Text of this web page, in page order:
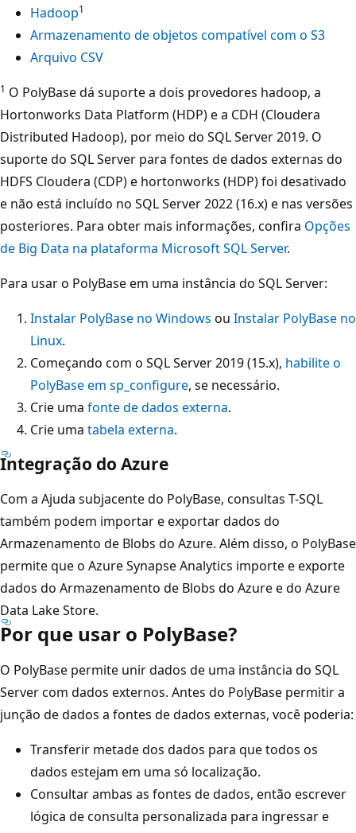
Hadoop1
Armazenamento de objetos compatível com o S3
Arquivo CSV
1 O PolyBase dá suporte a dois provedores hadoop, a
Hortonworks Data Platform (HDP) e a CDH (Cloudera
Distributed Hadoop), por meio do SQL Server 2019. O
suporte do SQL Server para fontes de dados externas do
HDFS Cloudera (CDP) e hortonworks (HDP) foi desativado
e não está incluído no SQL Server 2022 (16.x) e nas versões
posteriores. Para obter mais informações, confira Opções
de Big Data na plataforma Microsoft SQL Server.
Para usar o PolyBase em uma instância do SQL Server:
Instalar PolyBase no Windows ou Instalar PolyBase no
Linux.
Começando com o SQL Server 2019 (15.x), habilite o
PolyBase em sp_configure, se necessário.
Crie uma fonte de dados externa.
Crie uma tabela externa.
Integração do Azure
Com a Ajuda subjacente do PolyBase, consultas T-SQL
também podem importar e exportar dados do
Armazenamento de Blobs do Azure. Além disso, o PolyBase
permite que o Azure Synapse Analytics importe e exporte
dados do Armazenamento de Blobs do Azure e do Azure
Data Lake Store.
Por que usar o PolyBase?
O PolyBase permite unir dados de uma instância do SQL
Server com dados externos. Antes do PolyBase permitir a
junção de dados a fontes de dados externas, você poderia:
Transferir metade dos dados para que todos os
dados estejam em uma só localização.
Consultar ambas as fontes de dados, então escrever
lógica de consulta personalizada para ingressar e